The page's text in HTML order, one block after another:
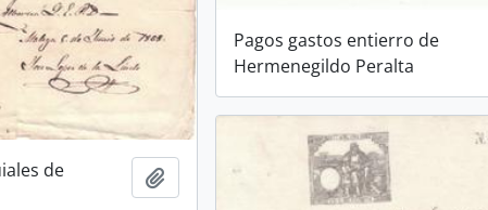
Pagos gastos entierro de
Hermenegildo Peralta
de
Añadir al portapapeles